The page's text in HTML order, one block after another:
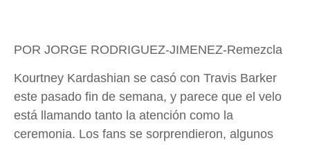
POR JORGE RODRIGUEZ-JIMENEZ-Remezcla
Kourtney Kardashian se casó con Travis Barker
este pasado fin de semana, y parece que el velo
está llamando tanto la atención como la
ceremonia. Los fans se sorprendieron, algunos